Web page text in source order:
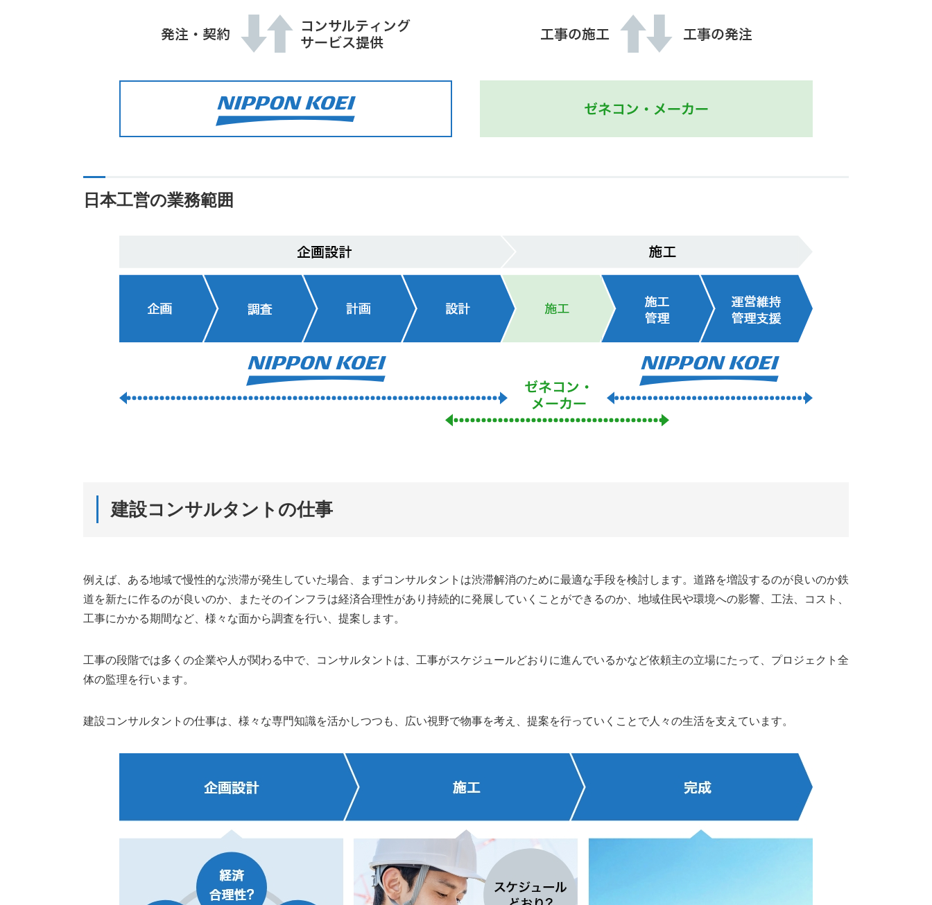
日本工営の業務範囲
建設コンサルタントの仕事
例えば、ある地域で慢性的な渋滞が発生していた場合、まずコンサルタントは渋滞解消のために最適な手段を検討します。道路を増設するのが良いのか鉄
道を新たに作るのが良いのか、またそのインフラは経済合理性があり持続的に発展していくことができるのか、地域住民や環境への影響、工法、コスト、
工事にかかる期間など、様々な面から調査を行い、提案します。
工事の段階では多くの企業や人が関わる中で、コンサルタントは、工事がスケジュールどおりに進んでいるかなど依頼主の立場にたって、プロジェクト全
体の監理を行います。
建設コンサルタントの仕事は、様々な専門知識を活かしつつも、広い視野で物事を考え、提案を行っていくことで人々の生活を支えています。